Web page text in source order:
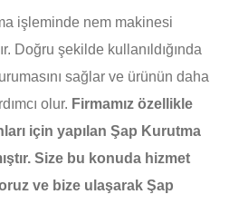
işleminde nem makinesi
Doğru şekilde kullanıldığında
sağlar ve ürünün daha
olur. Firmamız özellikle
için yapılan Şap Kurutma
Size bu konuda hizmet
ve bize ulaşarak Şap